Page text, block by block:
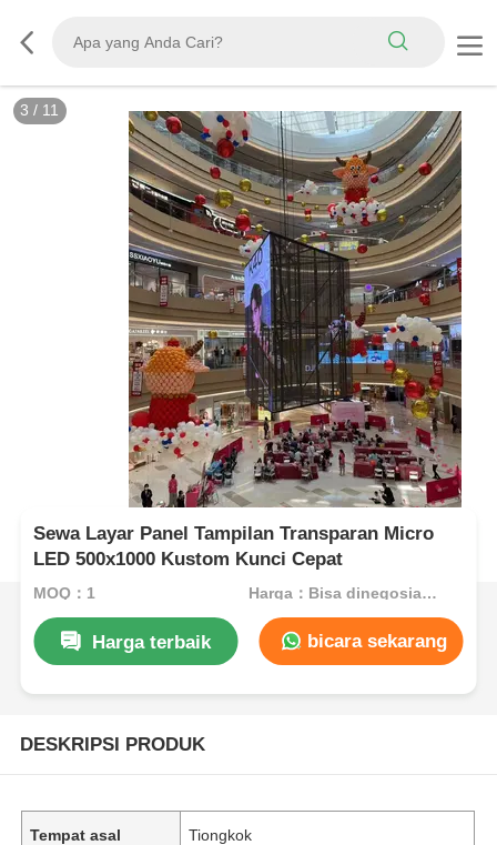
3 / 11
Sewa Layar Panel Tampilan Transparan Micro
LED 500x1000 Kustom Kunci Cepat
MOQ：1 Harga：Bisa dinegosiasikan
Harga terbaik bicara sekarang
DESKRIPSI PRODUK
Tempat asal Tiongkok